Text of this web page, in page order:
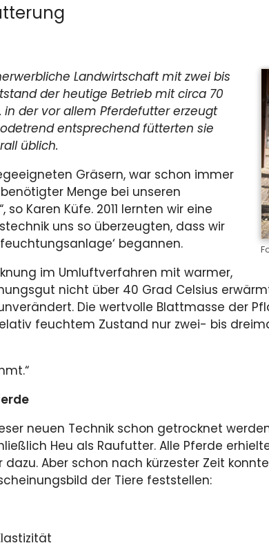
Landwirtschaft mit zwei bis
der heutige Betrieb mit circa 70
der vor allem Pferdefutter erzeugt
entsprechend fütterten sie
üblich.
Gräsern, war schon immer
Menge bei unseren
Karen Küfe. 2011 lernten wir eine
uns so überzeugten, dass wir
begannen.
im Umluftverfahren mit warmer,
nicht über 40 Grad Celsius
Die wertvolle Blattmasse der
feuchtem Zustand nur zwei- bis
neuen Technik schon getrocknet
Heu als Raufutter. Alle Pferde
Aber schon nach kürzester Zeit
der Tiere feststellen: